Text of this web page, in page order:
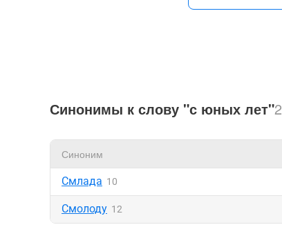
Синонимы к слову "с юных лет"2
Синоним
Смлада 10
Смолоду 12